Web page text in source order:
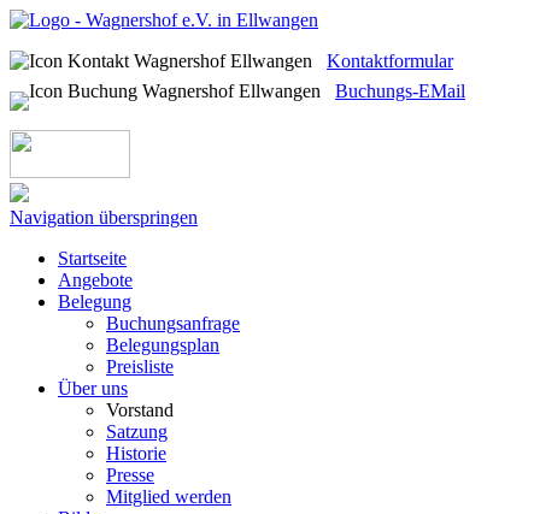
Kontaktformular
Buchungs-EMail
Navigation überspringen
Startseite
Angebote
Belegung
Buchungsanfrage
Belegungsplan
Preisliste
Über uns
Vorstand
Satzung
Historie
Presse
Mitglied werden